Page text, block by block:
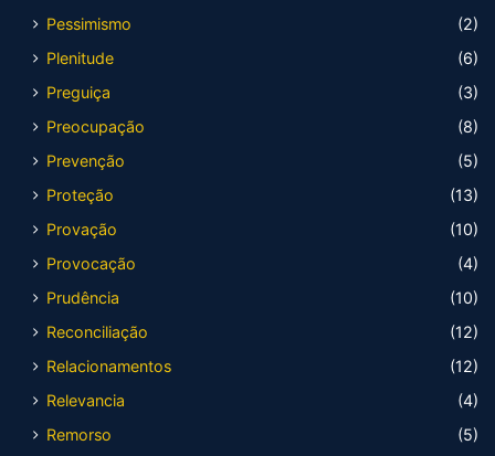
Pessimismo
(2)
Plenitude
(6)
Preguiça
(3)
Preocupação
(8)
Prevenção
(5)
Proteção
(13)
Provação
(10)
Provocação
(4)
Prudência
(10)
Reconciliação
(12)
Relacionamentos
(12)
Relevancia
(4)
Remorso
(5)